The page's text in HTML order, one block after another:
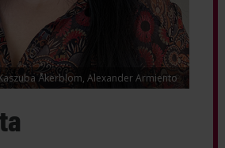
Åkerblom, Alexander Armiento